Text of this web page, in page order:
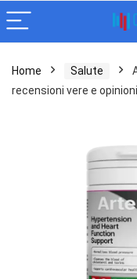
Home Salute
recensioni vere e opinioni